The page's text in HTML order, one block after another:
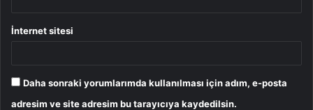
İnternet sitesi
Daha sonraki yorumlarımda kullanılması için adım, e-posta
adresim ve site adresim bu tarayıcıya kaydedilsin.